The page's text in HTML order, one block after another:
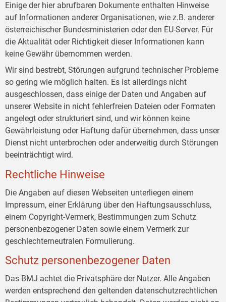
Einige der hier abrufbaren Dokumente enthalten Hinweise
auf Informationen anderer Organisationen, wie z.B. anderer
österreichischer Bundesministerien oder den EU-Server. Für
die Aktualität oder Richtigkeit dieser Informationen kann
keine Gewähr übernommen werden.
Wir sind bestrebt, Störungen aufgrund technischer Probleme
so gering wie möglich halten. Es ist allerdings nicht
ausgeschlossen, dass einige der Daten und Angaben auf
unserer Website in nicht fehlerfreien Dateien oder Formaten
angelegt oder strukturiert sind, und wir können keine
Gewährleistung oder Haftung dafür übernehmen, dass unser
Dienst nicht unterbrochen oder anderweitig durch Störungen
beeinträchtigt wird.
Rechtliche Hinweise
Die Angaben auf diesen Webseiten unterliegen einem
Impressum, einer Erklärung über den Haftungsausschluss,
einem Copyright-Vermerk, Bestimmungen zum Schutz
personenbezogener Daten sowie einem Vermerk zur
geschlechterneutralen Formulierung.
Schutz personenbezogener Daten
Das BMJ achtet die Privatsphäre der Nutzer. Alle Angaben
werden entsprechend den geltenden datenschutzrechtlichen